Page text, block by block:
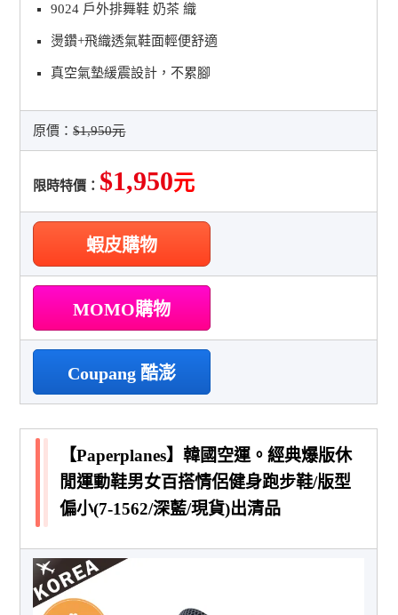
9024 戶外排舞鞋 奶茶 織
燙鑽+飛織透氣鞋面輕便舒適
真空氣墊緩震設計，不累腳
原價：$1,950元
限時特價： $1,950元
蝦皮購物
MOMO購物
Coupang 酷澎
【Paperplanes】韓國空運。經典爆版休
閒運動鞋男女百搭情侶健身跑步鞋/版型
偏小(7-1562/深藍/現貨)出清品